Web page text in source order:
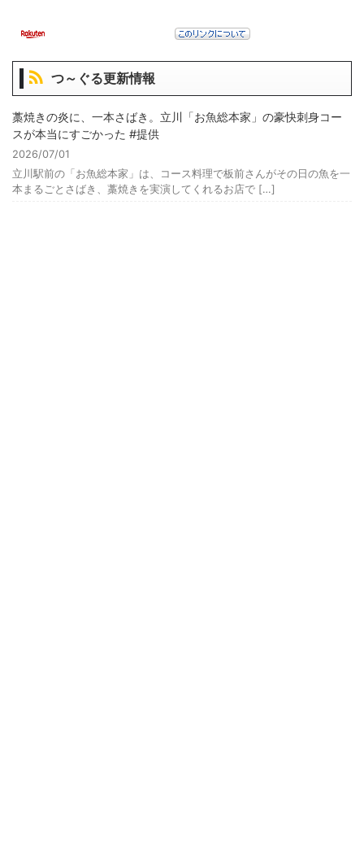
つ～ぐる更新情報
藁焼きの炎に、一本さばき。立川「お魚総本家」の豪快刺身コー
スが本当にすごかった #提供
2026/07/01
立川駅前の「お魚総本家」は、コース料理で板前さんがその日の魚を一
本まるごとさばき、藁焼きを実演してくれるお店で […]